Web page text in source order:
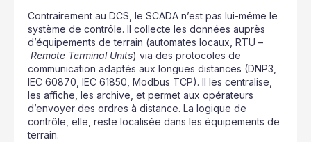
Contrairement au DCS, le SCADA n’est pas lui-même le
système de contrôle. Il collecte les données auprès
d’équipements de terrain (automates locaux, RTU –
Remote Terminal Units) via des protocoles de
communication adaptés aux longues distances (DNP3,
IEC 60870, IEC 61850, Modbus TCP). Il les centralise,
les affiche, les archive, et permet aux opérateurs
d’envoyer des ordres à distance. La logique de
contrôle, elle, reste localisée dans les équipements de
terrain.